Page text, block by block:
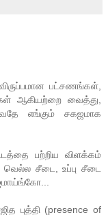
பட்சணங்கள்,
ஆகியற்றை வைத்து,
எங்கும் சகஜமாக
ப‌ற்றிய‌ விள‌க்க‌ம்
சீடை, உப்பு சீடை
புத்தி (presence of